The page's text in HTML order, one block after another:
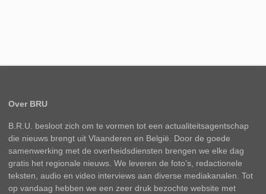
Over BRU
B.R.U. besloot zich om te vormen tot een actualiteitsagentschap
die nieuws brengt uit Vlaanderen en België. Door de goede
samenwerking met de overheidsdiensten brengen we elke dag
gratis het regionale nieuws. We leveren de foto’s, redactionele
teksten, audio en video interviews aan diverse mediakanalen. Tot
op vandaag hebben we een zeer druk bezochte website met